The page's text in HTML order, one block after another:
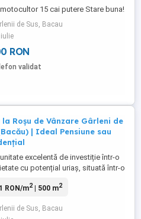
15 cai putere Stare buna!
de Sus, Bacau
RON
validat
la Roșu de Vânzare Gârleni de
| Ideal Pensiune sau
excelentă de investiție într-o
cu potențial uriaș, situată într-o
minute de centrul municipiului
intravilan de 2.290 mp. - Deschidere:
RON/m2| 500 m2
de Sus, Bacau